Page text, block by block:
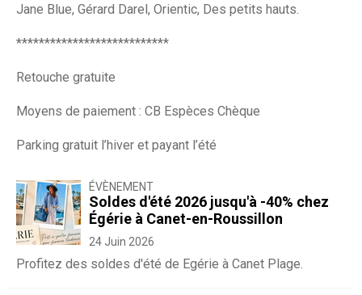
Jane Blue, Gérard Darel, Orientic, Des petits hauts.
***************************
Retouche gratuite
Moyens de paiement : CB Espèces Chèque
Parking gratuit l’hiver et payant l’été
ÉVÈNEMENT
Soldes d'été 2026 jusqu'à -40% chez
Égérie à Canet-en-Roussillon
24 Juin 2026
Profitez des soldes d'été de Egérie à Canet Plage.